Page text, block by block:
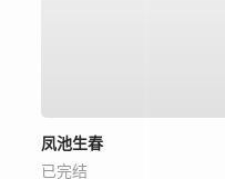
凤池生春
已完结